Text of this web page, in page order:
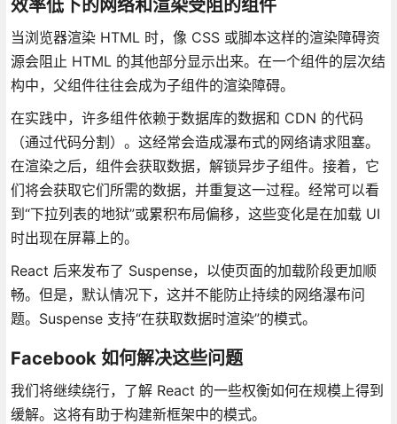
效率低下的网络和渲染受阻的组件
当浏览器渲染 HTML 时，像 CSS 或脚本这样的渲染障碍资
源会阻止 HTML 的其他部分显示出来。在一个组件的层次结
构中，父组件往往会成为子组件的渲染障碍。
在实践中，许多组件依赖于数据库的数据和 CDN 的代码
（通过代码分割）。这经常会造成瀑布式的网络请求阻塞。
在渲染之后，组件会获取数据，解锁异步子组件。接着，它
们将会获取它们所需的数据，并重复这一过程。经常可以看
到“下拉列表的地狱”或累积布局偏移，这些变化是在加载 UI
时出现在屏幕上的。
React 后来发布了 Suspense，以使页面的加载阶段更加顺
畅。但是，默认情况下，这并不能防止持续的网络瀑布问
题。Suspense 支持“在获取数据时渲染”的模式。
Facebook 如何解决这些问题
我们将继续绕行，了解 React 的一些权衡如何在规模上得到
缓解。这将有助于构建新框架中的模式。